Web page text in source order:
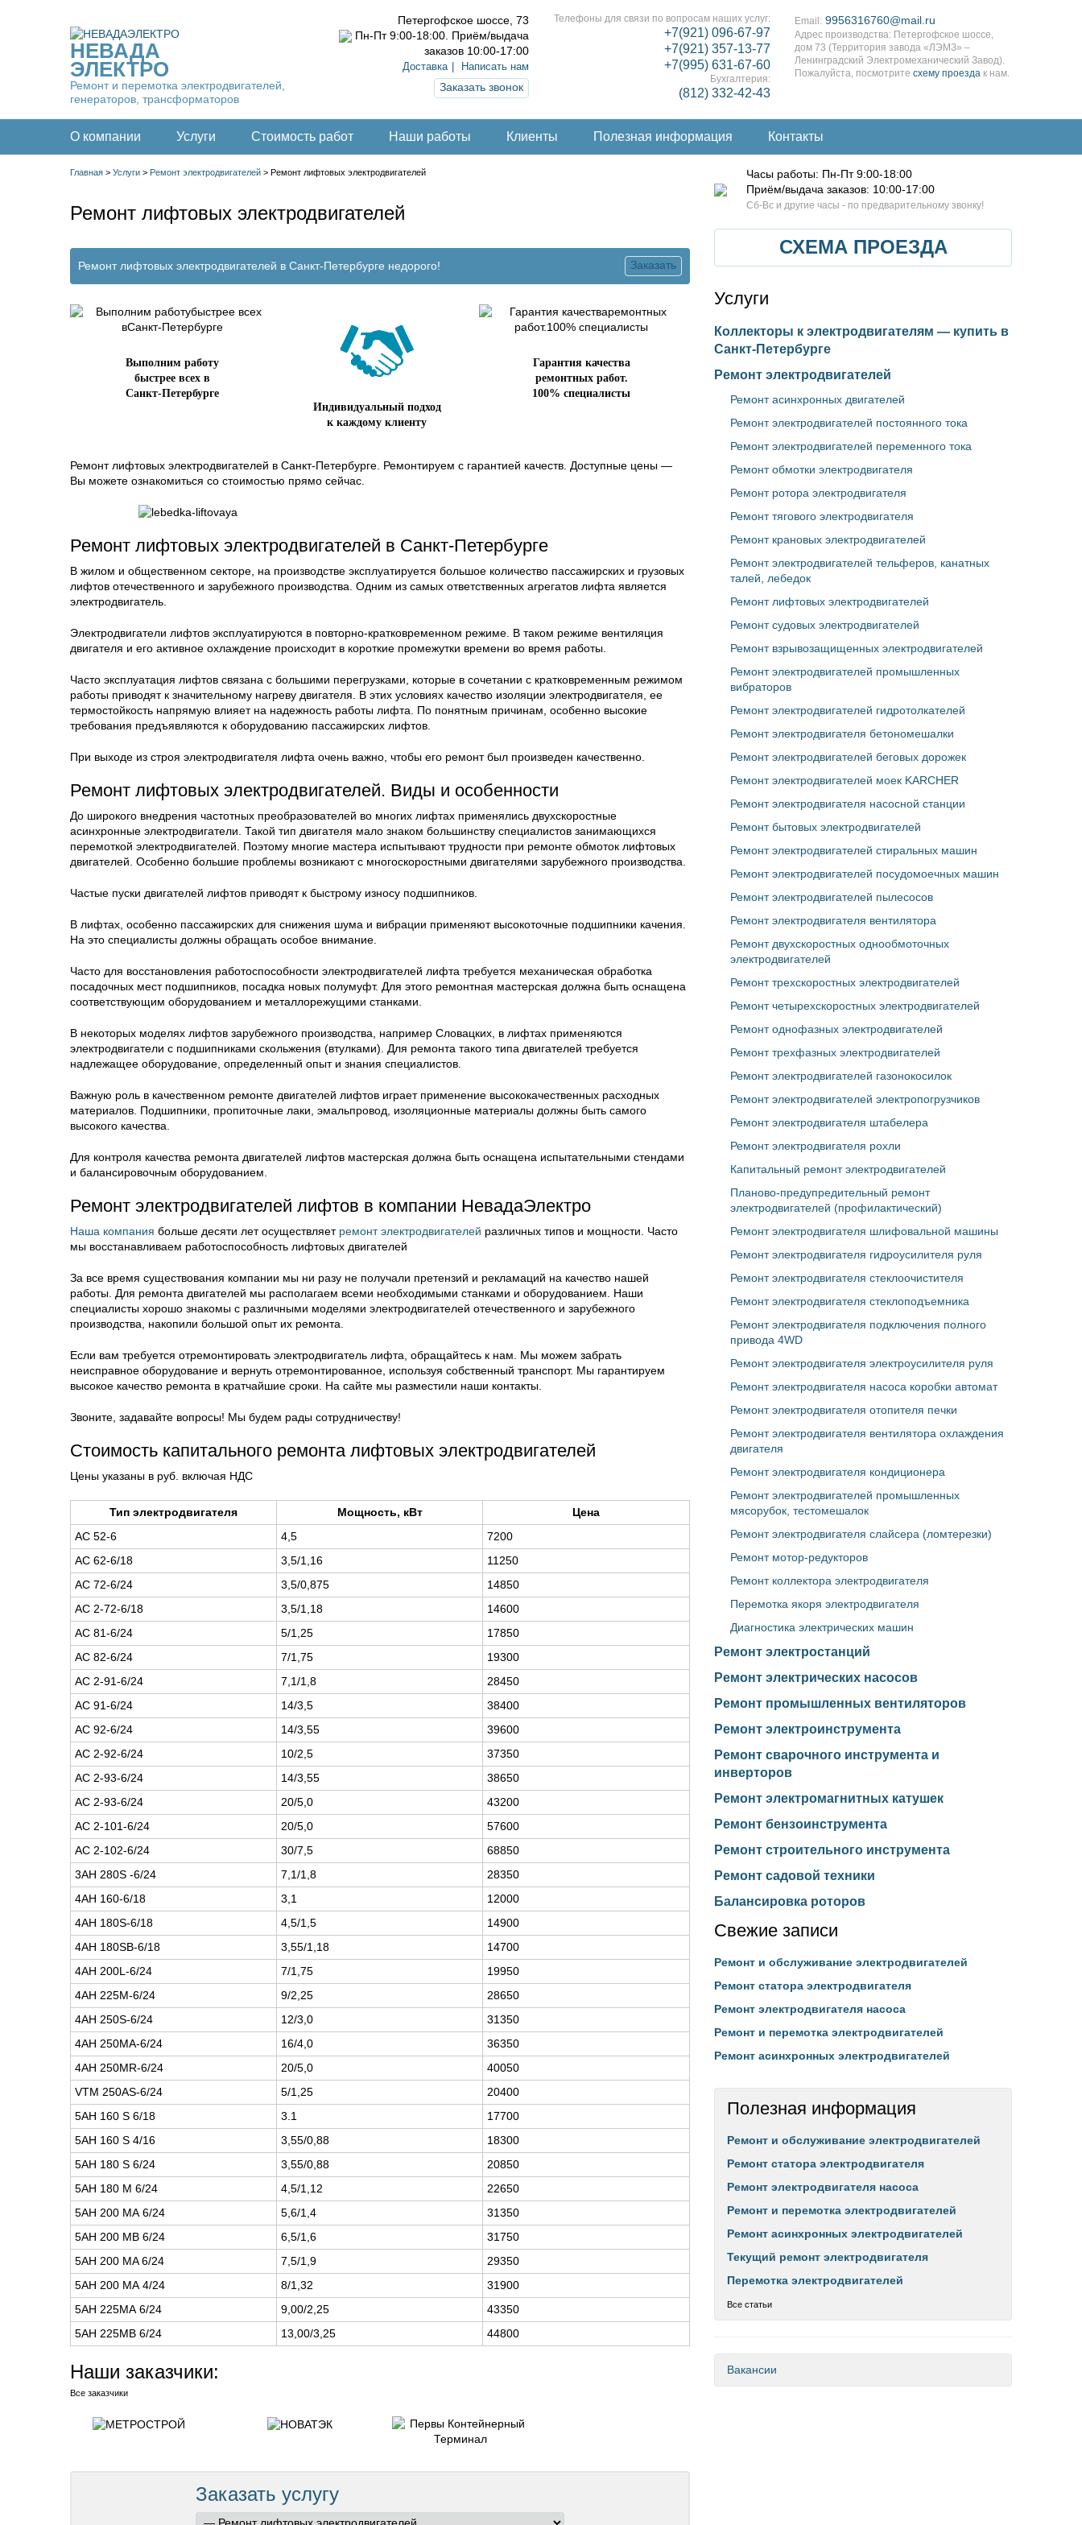
НЕВАДА
ЭЛЕКТРО
Ремонт и перемотка электродвигателей,
генераторов, трансформаторов
Петергофское шоссе, 73
Пн-Пт 9:00-18:00. Приём/выдача
заказов 10:00-17:00
Доставка Написать нам
Заказать звонок
Телефоны для связи по вопросам наших услуг:
+7(921) 096-67-97
+7(921) 357-13-77
+7(995) 631-67-60
Бухгалтерия:
(812) 332-42-43
Email: 9956316760@mail.ru
Адрес производства: Петергофское шоссе,
дом 73 (Территория завода «ЛЭМЗ» –
Ленинградский Электромеханический Завод).
Пожалуйста, посмотрите схему проезда к нам.
О компании Услуги Стоимость работ Наши работы Клиенты Полезная информация Контакты
Главная > Услуги > Ремонт электродвигателей > Ремонт лифтовых электродвигателей
Ремонт лифтовых электродвигателей
Ремонт лифтовых электродвигателей в Санкт-Петербурге недорого! Заказать
Выполним работу
быстрее всех в
Санкт-Петербурге
Индивидуальный подход
к каждому клиенту
Гарантия качества
ремонтных работ.
100% специалисты
Ремонт лифтовых электродвигателей в Санкт-Петербурге. Ремонтируем с гарантией качеств. Доступные цены —
Вы можете ознакомиться со стоимостью прямо сейчас.
Ремонт лифтовых электродвигателей в Санкт-Петербурге
В жилом и общественном секторе, на производстве эксплуатируется большое количество пассажирских и грузовых
лифтов отечественного и зарубежного производства. Одним из самых ответственных агрегатов лифта является
электродвигатель.
Электродвигатели лифтов эксплуатируются в повторно-кратковременном режиме. В таком режиме вентиляция
двигателя и его активное охлаждение происходит в короткие промежутки времени во время работы.
Часто эксплуатация лифтов связана с большими перегрузками, которые в сочетании с кратковременным режимом
работы приводят к значительному нагреву двигателя. В этих условиях качество изоляции электродвигателя, ее
термостойкость напрямую влияет на надежность работы лифта. По понятным причинам, особенно высокие
требования предъявляются к оборудованию пассажирских лифтов.
При выходе из строя электродвигателя лифта очень важно, чтобы его ремонт был произведен качественно.
Ремонт лифтовых электродвигателей. Виды и особенности
До широкого внедрения частотных преобразователей во многих лифтах применялись двухскоростные
асинхронные электродвигатели. Такой тип двигателя мало знаком большинству специалистов занимающихся
перемоткой электродвигателей. Поэтому многие мастера испытывают трудности при ремонте обмоток лифтовых
двигателей. Особенно большие проблемы возникают с многоскоростными двигателями зарубежного производства.
Частые пуски двигателей лифтов приводят к быстрому износу подшипников.
В лифтах, особенно пассажирских для снижения шума и вибрации применяют высокоточные подшипники качения.
На это специалисты должны обращать особое внимание.
Часто для восстановления работоспособности электродвигателей лифта требуется механическая обработка
посадочных мест подшипников, посадка новых полумуфт. Для этого ремонтная мастерская должна быть оснащена
соответствующим оборудованием и металлорежущими станками.
В некоторых моделях лифтов зарубежного производства, например Словацких, в лифтах применяются
электродвигатели с подшипниками скольжения (втулками). Для ремонта такого типа двигателей требуется
надлежащее оборудование, определенный опыт и знания специалистов.
Важную роль в качественном ремонте двигателей лифтов играет применение высококачественных расходных
материалов. Подшипники, пропиточные лаки, эмальпровод, изоляционные материалы должны быть самого
высокого качества.
Для контроля качества ремонта двигателей лифтов мастерская должна быть оснащена испытательными стендами
и балансировочным оборудованием.
Ремонт электродвигателей лифтов в компании НевадаЭлектро
Наша компания больше десяти лет осуществляет ремонт электродвигателей различных типов и мощности. Часто
мы восстанавливаем работоспособность лифтовых двигателей
За все время существования компании мы ни разу не получали претензий и рекламаций на качество нашей
работы. Для ремонта двигателей мы располагаем всеми необходимыми станками и оборудованием. Наши
специалисты хорошо знакомы с различными моделями электродвигателей отечественного и зарубежного
производства, накопили большой опыт их ремонта.
Если вам требуется отремонтировать электродвигатель лифта, обращайтесь к нам. Мы можем забрать
неисправное оборудование и вернуть отремонтированное, используя собственный транспорт. Мы гарантируем
высокое качество ремонта в кратчайшие сроки. На сайте мы разместили наши контакты.
Звоните, задавайте вопросы! Мы будем рады сотрудничеству!
Стоимость капитального ремонта лифтовых электродвигателей
Цены указаны в руб. включая НДС
Тип электродвигателя Мощность, кВт
Цена
АС 52-6
4,5
7200
АС 62-6/18
3,5/1,16
11250
АС 72-6/24
3,5/0,875
14850
АС 2-72-6/18
3,5/1,18
14600
АС 81-6/24
5/1,25
17850
АС 82-6/24
7/1,75
19300
АС 2-91-6/24
7,1/1,8
28450
АС 91-6/24
14/3,5
38400
АС 92-6/24
14/3,55
39600
АС 2-92-6/24
10/2,5
37350
АС 2-93-6/24
14/3,55
38650
АС 2-93-6/24
20/5,0
43200
АС 2-101-6/24
20/5,0
57600
АС 2-102-6/24
30/7,5
68850
3АН 280S -6/24
7,1/1,8
28350
4АН 160-6/18
3,1
12000
4АН 180S-6/18
4,5/1,5
14900
4АН 180SВ-6/18
3,55/1,18
14700
4АН 200L-6/24
7/1,75
19950
4АН 225М-6/24
9/2,25
28650
4АН 250S-6/24
12/3,0
31350
4АН 250МА-6/24
16/4,0
36350
4АН 250МR-6/24
20/5,0
40050
VТМ 250АS-6/24
5/1,25
20400
5АН 160 S 6/18
3.1
17700
5АН 160 S 4/16
3,55/0,88
18300
5АН 180 S 6/24
3,55/0,88
20850
5АН 180 M 6/24
4,5/1,12
22650
5АН 200 МА 6/24
5,6/1,4
31350
5АН 200 MB 6/24
6,5/1,6
31750
5АН 200 MA 6/24
7,5/1,9
29350
5АН 200 MА 4/24
8/1,32
31900
5АН 225МА 6/24
9,00/2,25
43350
5АН 225МВ 6/24
13,00/3,25 44800
Наши заказчики:
Все заказчики
Заказать услугу
Часы работы: Пн-Пт 9:00-18:00
Приём/выдача заказов: 10:00-17:00
Cб-Вс и другие часы - по предварительному звонку!
СХЕМА ПРОЕЗДА
Услуги
Коллекторы к электродвигателям — купить в
Санкт-Петербурге
Ремонт электродвигателей
Ремонт асинхронных двигателей
Ремонт электродвигателей постоянного тока
Ремонт электродвигателей переменного тока
Ремонт обмотки электродвигателя
Ремонт ротора электродвигателя
Ремонт тягового электродвигателя
Ремонт крановых электродвигателей
Ремонт электродвигателей тельферов, канатных
талей, лебедок
Ремонт лифтовых электродвигателей
Ремонт судовых электродвигателей
Ремонт взрывозащищенных электродвигателей
Ремонт электродвигателей промышленных
вибраторов
Ремонт электродвигателей гидротолкателей
Ремонт электродвигателя бетономешалки
Ремонт электродвигателей беговых дорожек
Ремонт электродвигателей моек KARCHER
Ремонт электродвигателя насосной станции
Ремонт бытовых электродвигателей
Ремонт электродвигателей стиральных машин
Ремонт электродвигателей посудомоечных машин
Ремонт электродвигателей пылесосов
Ремонт электродвигателя вентилятора
Ремонт двухскоростных однообмоточных
электродвигателей
Ремонт трехскоростных электродвигателей
Ремонт четырехскоростных электродвигателей
Ремонт однофазных электродвигателей
Ремонт трехфазных электродвигателей
Ремонт электродвигателей газонокосилок
Ремонт электродвигателей электропогрузчиков
Ремонт электродвигателя штабелера
Ремонт электродвигателя рохли
Капитальный ремонт электродвигателей
Планово-предупредительный ремонт
электродвигателей (профилактический)
Ремонт электродвигателя шлифовальной машины
Ремонт электродвигателя гидроусилителя руля
Ремонт электродвигателя стеклоочистителя
Ремонт электродвигателя стеклоподъемника
Ремонт электродвигателя подключения полного
привода 4WD
Ремонт электродвигателя электроусилителя руля
Ремонт электродвигателя насоса коробки автомат
Ремонт электродвигателя отопителя печки
Ремонт электродвигателя вентилятора охлаждения
двигателя
Ремонт электродвигателя кондиционера
Ремонт электродвигателей промышленных
мясорубок, тестомешалок
Ремонт электродвигателя слайсера (ломтерезки)
Ремонт мотор-редукторов
Ремонт коллектора электродвигателя
Перемотка якоря электродвигателя
Диагностика электрических машин
Ремонт электростанций
Ремонт электрических насосов
Ремонт промышленных вентиляторов
Ремонт электроинструмента
Ремонт сварочного инструмента и
инверторов
Ремонт электромагнитных катушек
Ремонт бензоинструмента
Ремонт строительного инструмента
Ремонт садовой техники
Балансировка роторов
Свежие записи
Ремонт и обслуживание электродвигателей
Ремонт статора электродвигателя
Ремонт электродвигателя насоса
Ремонт и перемотка электродвигателей
Ремонт асинхронных электродвигателей
Полезная информация
Ремонт и обслуживание электродвигателей
Ремонт статора электродвигателя
Ремонт электродвигателя насоса
Ремонт и перемотка электродвигателей
Ремонт асинхронных электродвигателей
Текущий ремонт электродвигателя
Перемотка электродвигателей
Все статьи
Вакансии